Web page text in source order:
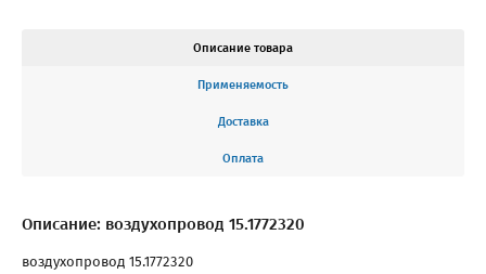
Описание товара
Применяемость
Доставка
Оплата
Описание: воздухопровод 15.1772320
воздухопровод 15.1772320